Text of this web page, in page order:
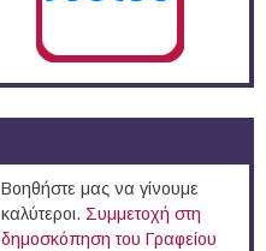
Βοηθήστε μας να γίνουμε
καλύτεροι. Συμμετοχή στη
δημοσκόπηση του Γραφείου